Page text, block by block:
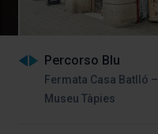
Percorso Blu
Fermata Casa Batlló –
Museu Tàpies